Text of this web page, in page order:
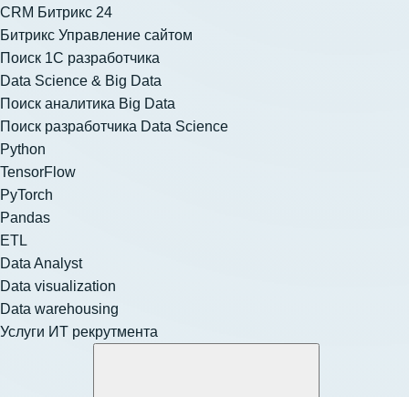
CRM Битрикс 24
Битрикс Управление сайтом
Поиск 1С разработчика
Data Science & Big Data
Поиск аналитика Big Data
Поиск разработчика Data Science
Python
TensorFlow
PyTorch
Pandas
ETL
Data Analyst
Data visualization
Data warehousing
Услуги ИТ рекрутмента